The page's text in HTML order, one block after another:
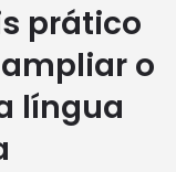
prático
o
língua